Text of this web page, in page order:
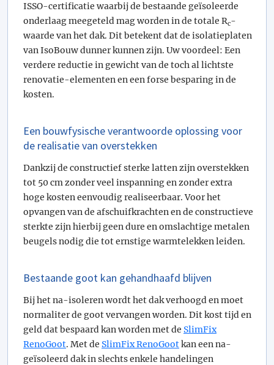
ISSO-certificatie waarbij de bestaande geïsoleerde
onderlaag meegeteld mag worden in de totale Rc-
waarde van het dak. Dit betekent dat de isolatieplaten
van IsoBouw dunner kunnen zijn. Uw voordeel: Een
verdere reductie in gewicht van de toch al lichtste
renovatie-elementen en een forse besparing in de
kosten.
Een bouwfysische verantwoorde oplossing voor
de realisatie van overstekken
Dankzij de constructief sterke latten zijn overstekken
tot 50 cm zonder veel inspanning en zonder extra
hoge kosten eenvoudig realiseerbaar. Voor het
opvangen van de afschuifkrachten en de constructieve
sterkte zijn hierbij geen dure en omslachtige metalen
beugels nodig die tot ernstige warmtelekken leiden.
Bestaande goot kan gehandhaafd blijven
Bij het na-isoleren wordt het dak verhoogd en moet
normaliter de goot vervangen worden. Dit kost tijd en
geld dat bespaard kan worden met de SlimFix
RenoGoot. Met de SlimFix RenoGootkan een na-
geïsoleerd dak in slechts enkele handelingen